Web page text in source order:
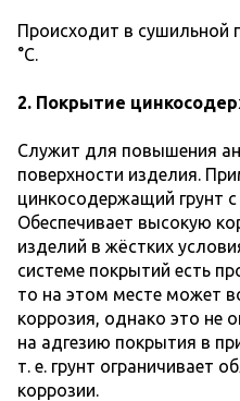
Происходит в сушильной
°С.
2. Покрытие
Служит для повышения
поверхности изделия.
цинкосодержащий грунт
Обеспечивает высокую
изделий в жёстких
системе покрытий есть
то на этом месте может
коррозия, однако это не
на адгезию покрытия в
т. е. грунт ограничивает
коррозии.